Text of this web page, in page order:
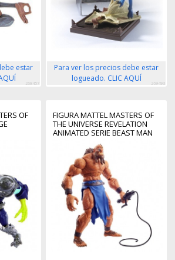
estar
268457
Para ver los precios debe estar
logueado. CLIC AQUÍ
269493
OF
FIGURA MATTEL MASTERS OF
THE UNIVERSE REVELATION
ANIMATED SERIE BEAST MAN